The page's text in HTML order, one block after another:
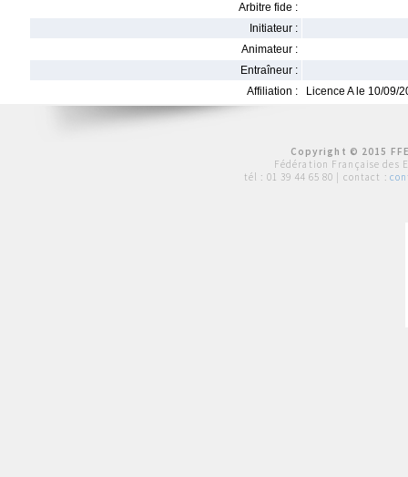
Arbitre fide :
Initiateur :
Animateur :
Entraîneur :
Affiliation :
Licence A le 10/09/
Copyright © 2015
Fédération Française des
tél : 01 39 44 65 80 | contact :